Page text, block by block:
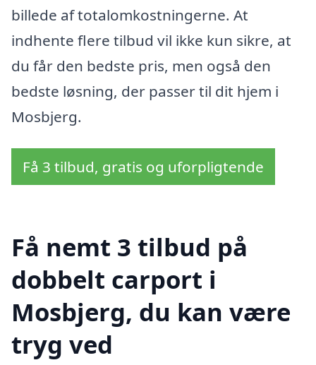
billede af totalomkostningerne. At
indhente flere tilbud vil ikke kun sikre, at
du får den bedste pris, men også den
bedste løsning, der passer til dit hjem i
Mosbjerg.
Få 3 tilbud, gratis og uforpligtende
Få nemt 3 tilbud på
dobbelt carport i
Mosbjerg, du kan være
tryg ved